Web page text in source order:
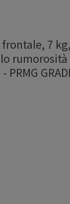
frontale, 7
- PRMG